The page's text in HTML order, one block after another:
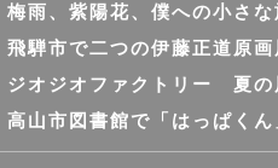
梅雨、紫陽花、僕への小さな
飛騨市で二つの伊藤正道原画
ジオジオファクトリー 夏の
高山市図書館で「はっぱくん